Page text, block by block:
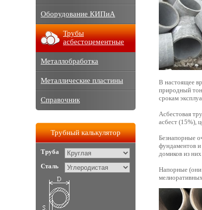
В настоящее
природный
срокам
Асбестовая
асбест (15%),
Безнапорные
фундаментов
домиков из
Напорные (они
Оборудование КИПиА
Трубы
асбестоцементные
Металлобработка
Металлические пластины
Справочник
Трубный калькулятор
Труба
Сталь